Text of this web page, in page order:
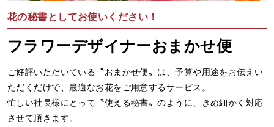
花の秘書としてお使いください！
フラワーデザイナーおまかせ便
ご好評いただいている〝おまかせ便〟は、予算や用途をお伝えい
ただくだけで、最適なお花をご用意するサービス。
忙しい社長様にとって〝使える秘書〟のように、きめ細かく対応
させて頂きます。